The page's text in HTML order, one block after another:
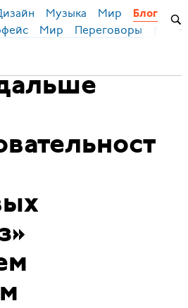
Музыка Мир Блог
Мир Переговоры